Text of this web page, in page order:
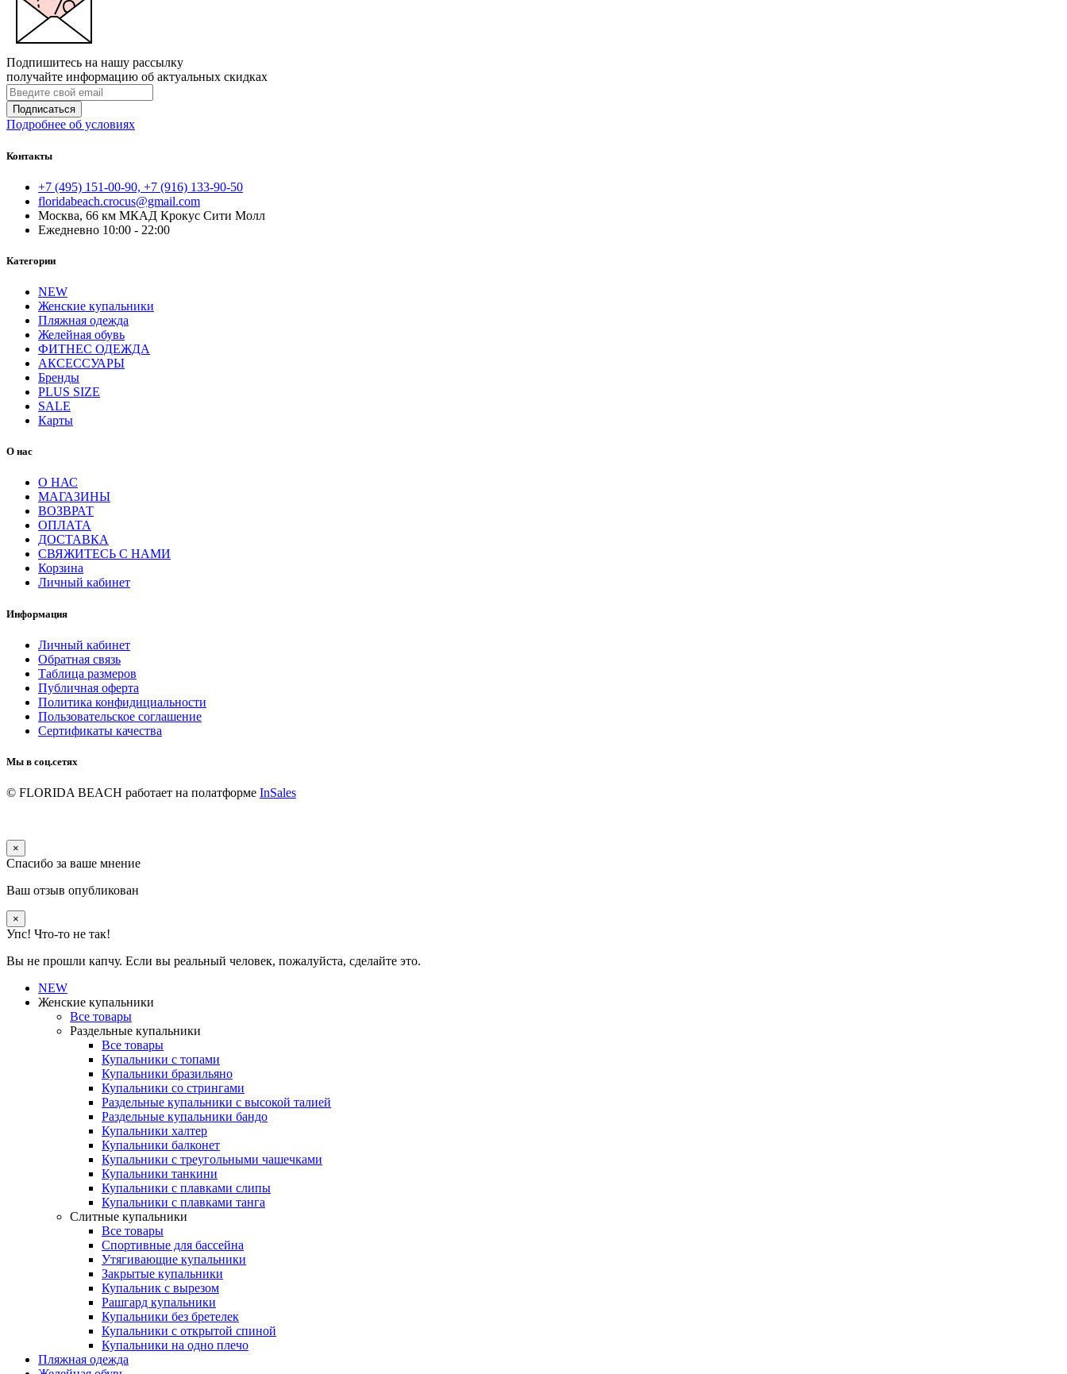
Подпишитесь на нашу рассылку
получайте информацию об актуальных скидках
Подписаться
Подробнее об условиях
Контакты
+7 (495) 151-00-90, +7 (916) 133-90-50
floridabeach.crocus@gmail.com
Москва, 66 км МКАД Крокус Сити Молл
Ежедневно 10:00 - 22:00
Категории
NEW
Женские купальники
Пляжная одежда
Желейная обувь
ФИТНЕС ОДЕЖДА
АКСЕССУАРЫ
Бренды
PLUS SIZE
SALE
Карты
О нас
О НАС
МАГАЗИНЫ
ВОЗВРАТ
ОПЛАТА
ДОСТАВКА
СВЯЖИТЕСЬ С НАМИ
Корзина
Личный кабинет
Информация
Личный кабинет
Обратная связь
Таблица размеров
Публичная оферта
Политика конфидициальности
Пользовательское соглашение
Сертификаты качества
Мы в соц.сетях
© FLORIDA BEACH работает на полатформе InSales
×
Спасибо за ваше мнение
Ваш отзыв опубликован
×
Упс! Что-то не так!
Вы не прошли капчу. Если вы реальный человек, пожалуйста, сделайте это.
NEW
Женские купальники
Все товары
Раздельные купальники
Все товары
Купальники с топами
Купальники бразильяно
Купальники со стрингами
Раздельные купальники с высокой талией
Раздельные купальники бандо
Купальники халтер
Купальники балконет
Купальники с треугольными чашечками
Купальники танкини
Купальники с плавками слипы
Купальники с плавками танга
Слитные купальники
Все товары
Спортивные для бассейна
Утягивающие купальники
Закрытые купальники
Купальник с вырезом
Рашгард купальники
Купальники без бретелек
Купальники с открытой спиной
Купальники на одно плечо
Пляжная одежда